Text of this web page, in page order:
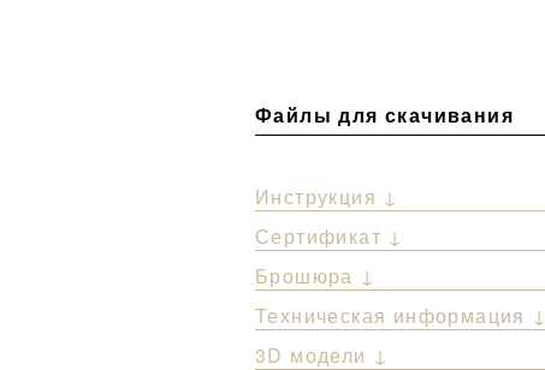
Файлы для скачивания
Инструкция ↓
Сертификат ↓
Брошюра ↓
Техническая информация ↓
3D модели ↓